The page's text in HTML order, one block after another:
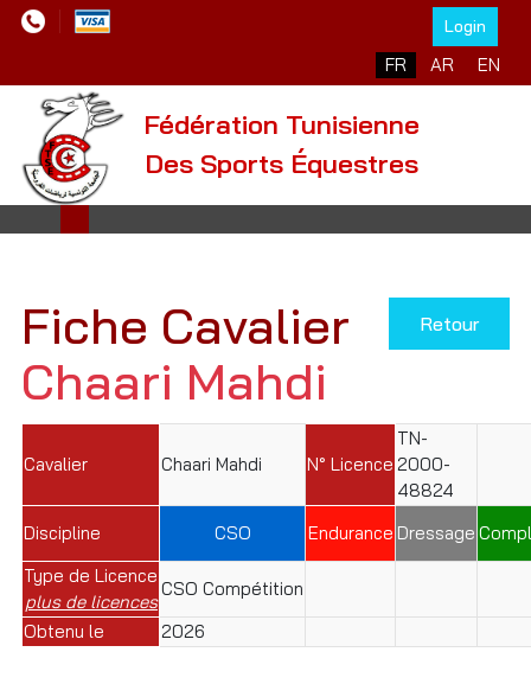
Login
Sélectionnez votre
FR AR EN
Fédération Tunisienne
Des Sports Équestres
Retour
Fiche Cavalier
Chaari Mahdi
Cavalier Chaari Mahdi N° Licence
TN-
2000-
48824
Discipline
CSO Endurance Dressage
Type de Licence
plus de licences
CSO Compétition
Obtenu le
2026